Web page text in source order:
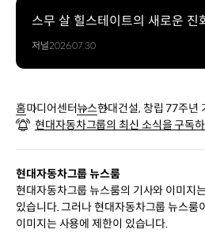
스무 살 힐스테이트의 새로운 진
저널2026.07.30
홈미디어센터뉴스현대건설, 창립 77주년
개
현대자동차그룹의 최신 소식을 구독
현대자동차그룹 뉴스룸
현대자동차그룹 뉴스룸의 기사와 이미지
있습니다. 그러나 현대자동차그룹 뉴스룸
이미지는 사용에 제한이 있습니다.